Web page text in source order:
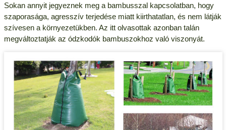
Sokan annyit jegyeznek meg a bambusszal kapcsolatban, hogy
szaporasága, agresszív terjedése miatt kiirthatatlan, és nem látják
szívesen a környezetükben. Az itt olvasottak azonban talán
megváltoztatják az ódzkodók bambuszokhoz való viszonyát.